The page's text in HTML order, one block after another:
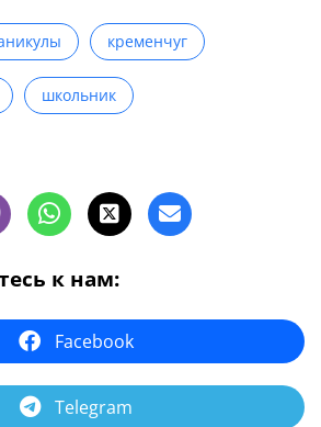
кременчуг
школьник
к нам:
Facebook
Telegram